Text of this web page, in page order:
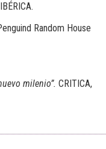
Random House
milenio”. CRITICA,